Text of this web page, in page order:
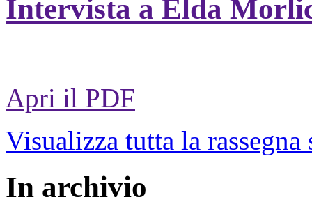
Intervista a Elda
Apri il PDF
Visualizza tutta la rassegna
In archivio